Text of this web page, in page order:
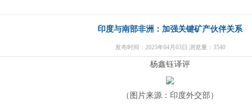
印度与南部非洲：加强关键矿产伙伴关系
发布时间：2025年04月03日 浏览量：3540
杨鑫钰译评
（图片来源：印度外交部）